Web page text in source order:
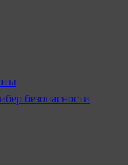
безопасности